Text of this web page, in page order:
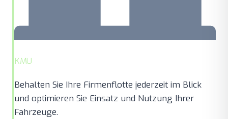
KMU
Behalten Sie Ihre Firmenflotte jederzeit im Blick
und optimieren Sie Einsatz und Nutzung Ihrer
Fahrzeuge.